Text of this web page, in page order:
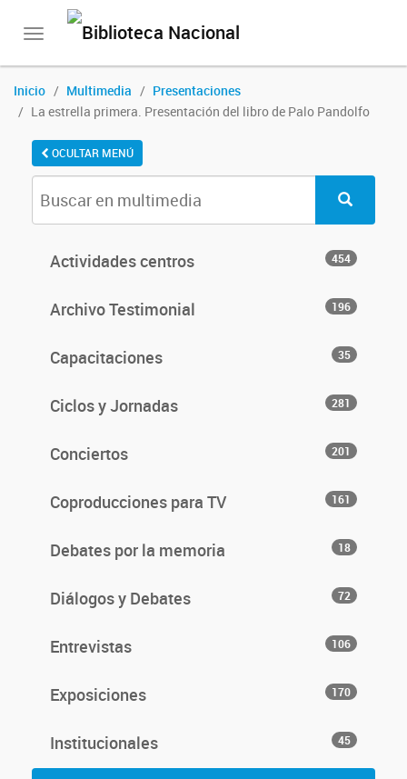
Toggle
Inicio Multimedia
Presentaciones
La estrella primera. Presentación del libro de Palo Pandolfo
OCULTAR MENÚ
Actividades centros 454
Archivo Testimonial 196
Capacitaciones 35
Ciclos y Jornadas 281
Conciertos 201
Coproducciones para TV 161
Debates por la memoria 18
Diálogos y Debates 72
Entrevistas 106
Exposiciones 170
Institucionales 45